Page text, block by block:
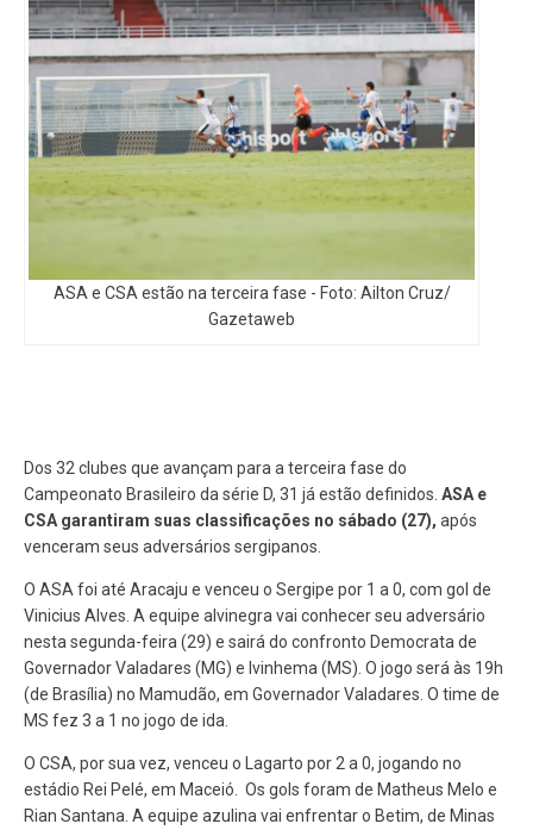
ASA e CSA estão na terceira fase - Foto: Ailton Cruz/
Gazetaweb
Dos 32 clubes que avançam para a terceira fase do
Campeonato Brasileiro da série D, 31 já estão definidos. ASA e
CSA garantiram suas classificações no sábado (27), após
venceram seus adversários sergipanos.
O ASA foi até Aracaju e venceu o Sergipe por 1 a 0, com gol de
Vinicius Alves. A equipe alvinegra vai conhecer seu adversário
nesta segunda-feira (29) e sairá do confronto Democrata de
Governador Valadares (MG) e Ivinhema (MS). O jogo será às 19h
(de Brasília) no Mamudão, em Governador Valadares. O time de
MS fez 3 a 1 no jogo de ida.
O CSA, por sua vez, venceu o Lagarto por 2 a 0, jogando no
estádio Rei Pelé, em Maceió. Os gols foram de Matheus Melo e
Rian Santana. A equipe azulina vai enfrentar o Betim, de Minas